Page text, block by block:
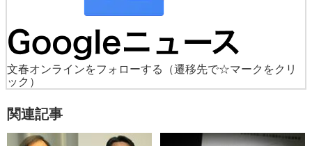
文春オンラインをフォローする
（遷移先で☆マークをクリ
ック）
関連記事